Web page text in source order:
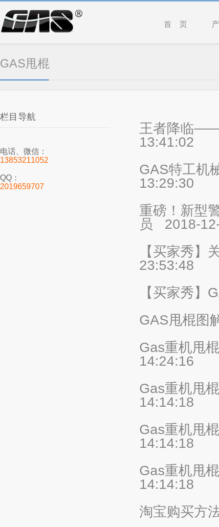
首 页
GAS甩棍
栏目导航
电话、微信：
13853211052
QQ：
2019659707
王者降临
13:41:02
GAS特工机
13:29:30
重磅！新型
员
2018-
【买家秀】
23:53:48
【买家秀】
GAS甩棍图
Gas重机甩
14:24:16
Gas重机甩
14:14:18
Gas重机甩
14:14:18
Gas重机甩
14:14:18
淘宝购买方